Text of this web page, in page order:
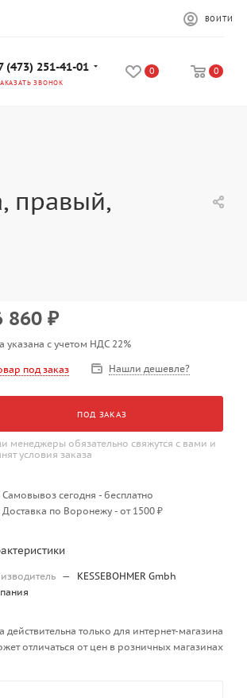
ВОЙТИ
(473) 251-41-01
ЗВОНОК
0 0
правый,
860 ₽
указана с учетом НДС 22%
под заказ Нашли дешевле?
ПОД ЗАКАЗ
менеджеры обязательно свяжутся с вами и
условия заказа
Самовывоз сегодня - бесплатно
Доставка по Воронежу - от 1500 ₽
—
KESSEBOHMER Gmbh
действительна только для интернет-магазина
отличаться от цен в розничных магазинах